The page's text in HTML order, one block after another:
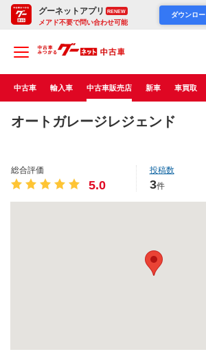
グーネットアプリ RENEW
メアド不要で問い合わせ可能
ダウンロー
中古車 輸入車 中古車販売店 新車 車買取
オートガレージレジェンド
総合評価
5.0
投稿数
3件